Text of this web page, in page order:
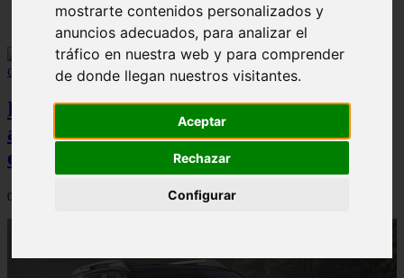
mostrarte contenidos personalizados y
anuncios adecuados, para analizar el
tráfico en nuestra web y para comprender
de donde llegan nuestros visitantes.
Aceptar
Rechazar
Configurar
El Dacia Sandero presenta un índice de
accidentabilidad por debajo de la media
en España, según Carfax
04/08/2026